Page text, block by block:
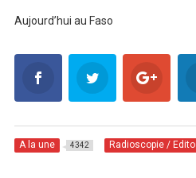
Aujourd’hui au Faso
A la une 4342 Radioscopie / Edito